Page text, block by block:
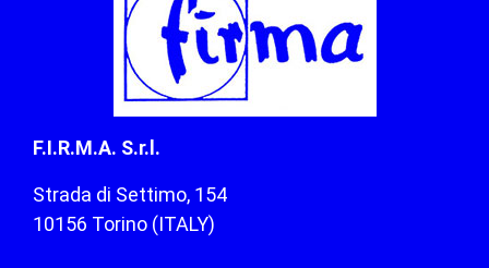
F.I.R.M.A. S.r.l.
Strada di Settimo, 154
10156 Torino (ITALY)